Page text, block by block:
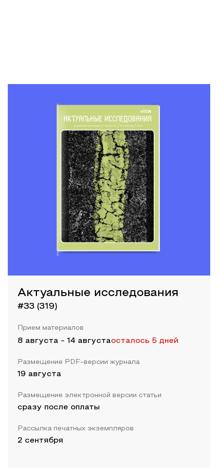
Актуальные исследования
#33 (319)
Прием материалов
8 августа - 14 августаосталось 5 дней
Размещение PDF-версии журнала
19 августа
Размещение электронной версии статьи
сразу после оплаты
Рассылка печатных экземпляров
2 сентября